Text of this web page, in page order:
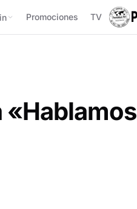
Promociones TV